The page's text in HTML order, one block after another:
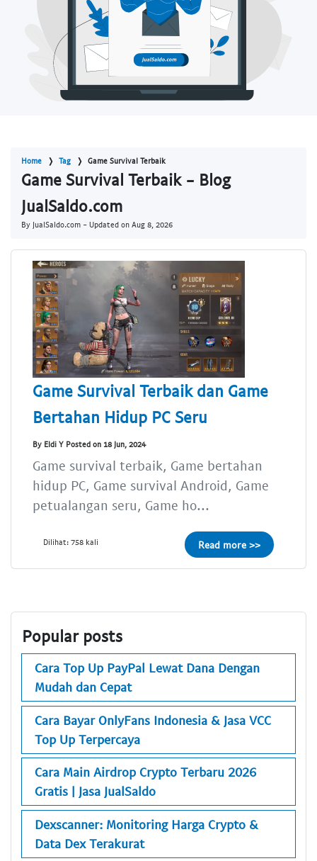
Home Tag Game Survival Terbaik
Game Survival Terbaik - Blog
JualSaldo.com
By JualSaldo.com - Updated on Aug 8, 2026
Game Survival Terbaik dan Game
Bertahan Hidup PC Seru
By Eldi Y Posted on 18 Jun, 2024
Game survival terbaik, Game bertahan
hidup PC, Game survival Android, Game
petualangan seru, Game ho...
Dilihat: 758 kali Read more >>
Popular posts
Cara Top Up PayPal Lewat Dana Dengan
Mudah dan Cepat
Cara Bayar OnlyFans Indonesia & Jasa VCC
Top Up Terpercaya
Cara Main Airdrop Crypto Terbaru 2026
Gratis | Jasa JualSaldo
Dexscanner: Monitoring Harga Crypto &
Data Dex Terakurat